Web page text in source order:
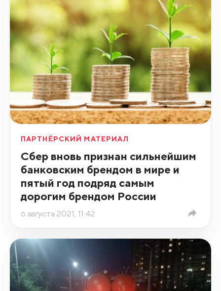
ПАРТНЁРСКИЙ МАТЕРИАЛ
Сбер вновь признан сильнейшим
банковским брендом в мире и
пятый год подряд самым
дорогим брендом России
6 августа 2021, 11:42